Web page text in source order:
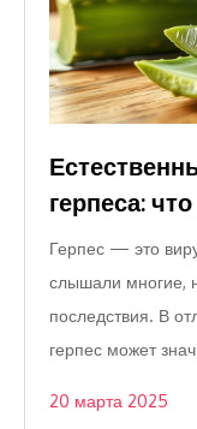
герпеса:
Герпес — это
слышали многие,
последствия. В
герпес может
20 марта 2025